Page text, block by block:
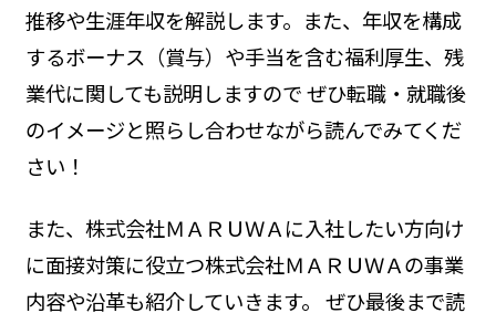
推移や生涯年収を解説します。また、年収を構成
するボーナス（賞与）や手当を含む福利厚生、残
業代に関しても説明しますので ぜひ転職・就職後
のイメージと照らし合わせながら読んでみてくだ
さい！
また、株式会社ＭＡＲＵＷＡに入社したい方向け
に面接対策に役立つ株式会社ＭＡＲＵＷＡの事業
内容や沿革も紹介していきます。 ぜひ最後まで読